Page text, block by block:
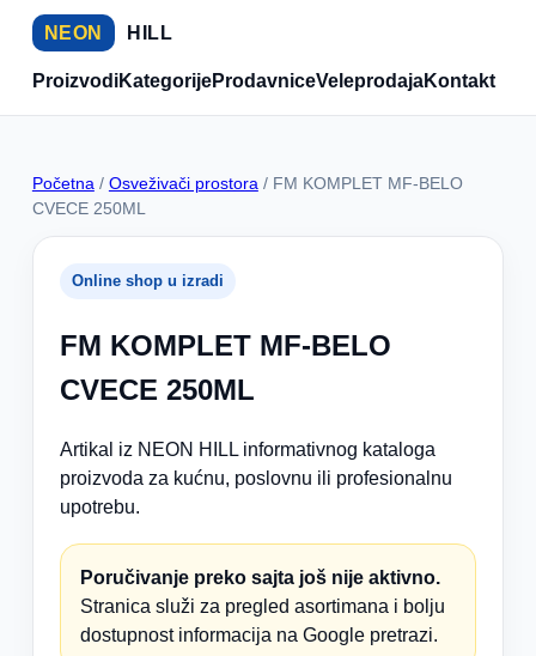
NEON HILL
ProizvodiKategorijeProdavniceVeleprodajaKontakt
Početna / Osveživači prostora / FM KOMPLET MF-BELO
CVECE 250ML
Online shop u izradi
FM KOMPLET MF-BELO
CVECE 250ML
Artikal iz NEON HILL informativnog kataloga
proizvoda za kućnu, poslovnu ili profesionalnu
upotrebu.
Poručivanje preko sajta još nije aktivno.
Stranica služi za pregled asortimana i bolju
dostupnost informacija na Google pretrazi.